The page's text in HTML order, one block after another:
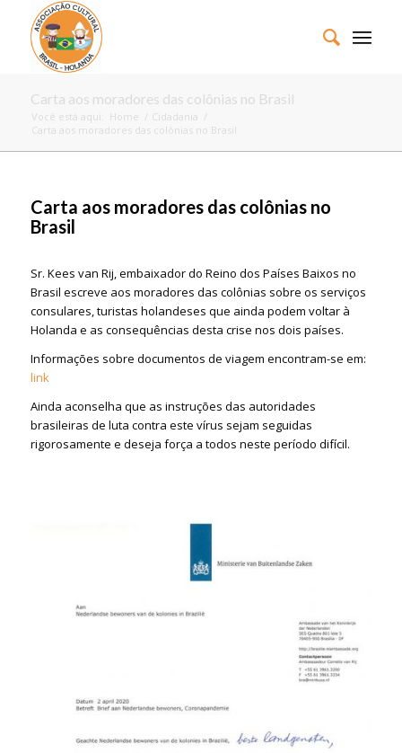
Carta aos moradores das colônias no Brasil
Você está aqui: Home / Cidadania /
Carta aos moradores das colônias no Brasil
Carta aos moradores das colônias no
Brasil
Sr. Kees van Rij, embaixador do Reino dos Países Baixos no
Brasil escreve aos moradores das colônias sobre os serviços
consulares, turistas holandeses que ainda podem voltar à
Holanda e as consequências desta crise nos dois países.
Informações sobre documentos de viagem encontram-se em:
link
Ainda aconselha que as instruções das autoridades
brasileiras de luta contra este vírus sejam seguidas
rigorosamente e deseja força a todos neste período difícil.